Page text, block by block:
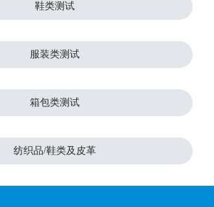
鞋类测试
服装类测试
箱包类测试
纺织品/鞋类及皮革